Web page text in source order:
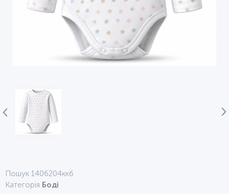
Пошук 1406204ккб
Категорія Боді